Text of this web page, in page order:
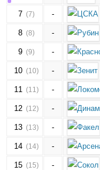
7 (7) -
8 (8) -
9 (9) -
10 (10) -
11 (11) -
12 (12) -
13 (13) -
14 (14) -
15 (15) -